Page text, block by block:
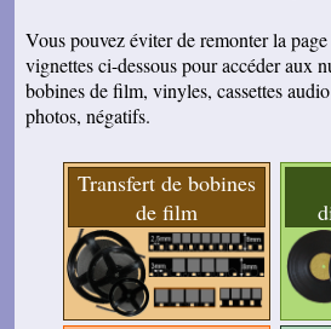
Vous pouvez éviter de remonter la
vignettes ci-dessous pour accéder aux
bobines de film, vinyles, cassettes
photos, négatifs.
Transfert de bobines
de film